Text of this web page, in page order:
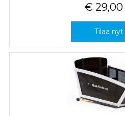
€ 29,00
Tilaa nyt